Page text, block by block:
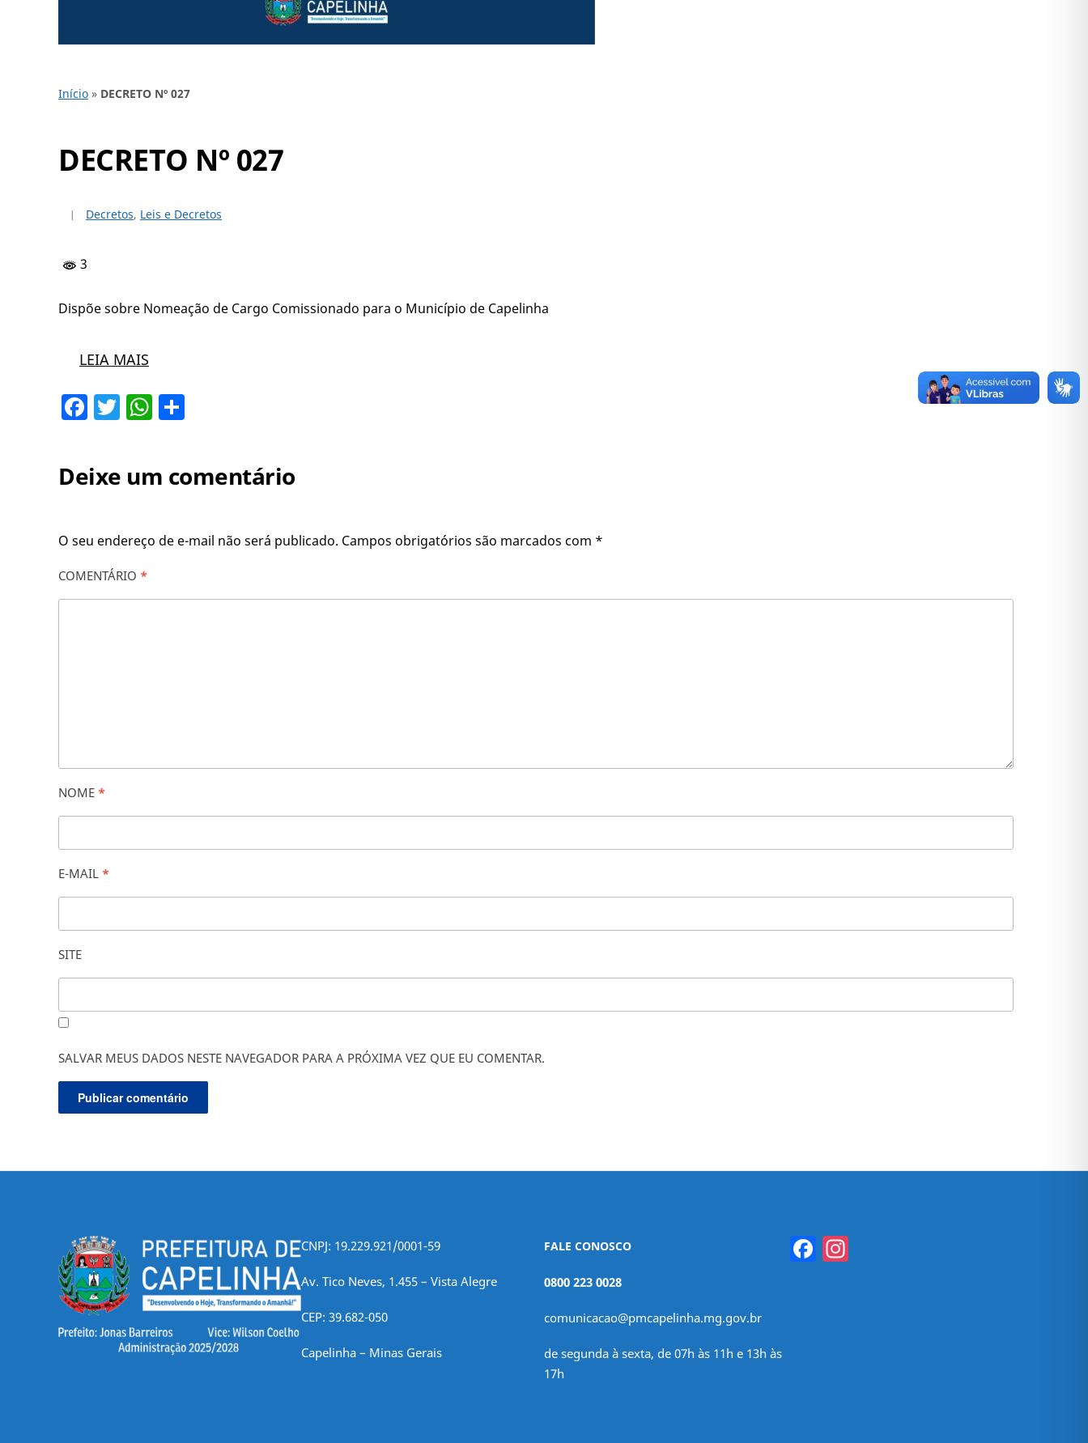
Início » DECRETO Nº 027
DECRETO Nº 027
Decretos, Leis e Decretos
3
Dispõe sobre Nomeação de Cargo Comissionado para o Município de Capelinha
LEIA MAIS
Facebook
TwitterWhatsApp
Deixe um comentário
O seu endereço de e-mail não será publicado. Campos obrigatórios são marcados com *
COMENTÁRIO *
NOME *
E-MAIL *
SITE
SALVAR MEUS DADOS NESTE NAVEGADOR PARA A PRÓXIMA VEZ QUE EU COMENTAR.
CNPJ: 19.229.921/0001-59
Av. Tico Neves, 1.455 – Vista Alegre
CEP: 39.682-050
Capelinha – Minas Gerais
FALE CONOSCO
0800 223 0028
comunicacao@pmcapelinha.mg.gov.br
de segunda à sexta, de 07h às 11h e 13h às
17h
Facebook